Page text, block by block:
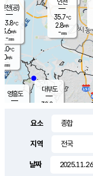
의도
℃
m/s
mm
영흥도
대부도
32.8
인천(공)
33.8℃
3.6m/s
-mm
인천
35.7℃
2.8m/s
-mm
요소
지역
날짜